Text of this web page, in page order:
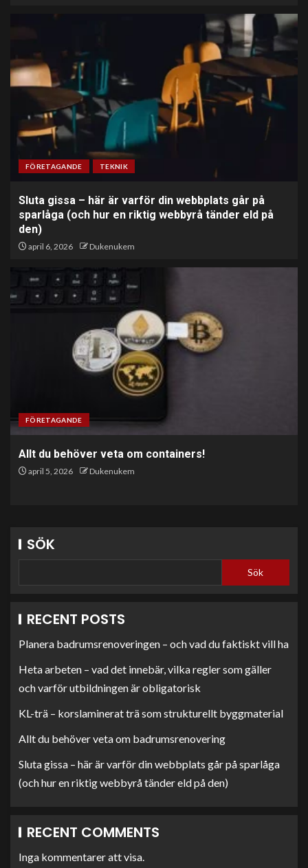
FÖRETAGANDE TEKNIK
Sluta gissa – här är varför din webbplats går på
sparlåga (och hur en riktig webbyrå tänder eld på
den)
april 6, 2026 Dukenukem
FÖRETAGANDE
Allt du behöver veta om containers!
april 5, 2026 Dukenukem
SÖK
Sök
RECENT POSTS
Planera badrumsrenoveringen – och vad du faktiskt vill ha
Heta arbeten – vad det innebär, vilka regler som gäller
och varför utbildningen är obligatorisk
KL-trä – korslaminerat trä som strukturellt byggmaterial
Allt du behöver veta om badrumsrenovering
Sluta gissa – här är varför din webbplats går på sparlåga
(och hur en riktig webbyrå tänder eld på den)
RECENT COMMENTS
Inga kommentarer att visa.